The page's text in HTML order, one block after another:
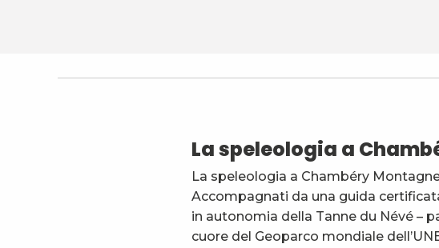
DezOterra
La tête à l'envers - Découverte du Massif des Bauges en visitant
La speleologia a
La speleologia a Chambéry
Accompagnati da una guida
in autonomia della Tanne du Névé –
cuore del Geoparco mondiale